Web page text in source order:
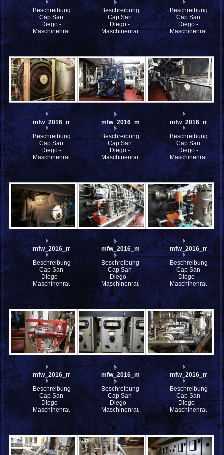
Beschreibung:
Cap San
Diego -
Maschinenraum
Beschreibung:
Cap San
Diego -
Maschinenraum
Beschreibung:
Cap San
Diego -
Maschinenraum
mfw_2016_mfw16_114496w
Beschreibung:
Cap San
Diego -
Maschinenraum
mfw_2016_mfw16_114495w
Beschreibung:
Cap San
Diego -
Maschinenraum
Beschreibung:
Cap San
Diego -
Maschinenraum
mfw_2016_mfw16_114489w
Beschreibung:
Cap San
Diego -
Maschinenraum
mfw_2016_mfw16_114488w
Beschreibung:
Cap San
Diego -
Maschinenraum
Beschreibung:
Cap San
Diego -
Maschinenraum
mfw_2016_mfw16_114486w
Beschreibung:
Cap San
Diego -
Maschinenraum
mfw_2016_mfw16_114485w
Beschreibung:
Cap San
Diego -
Maschinenraum
Beschreibung:
Cap San
Diego -
Maschinenraum